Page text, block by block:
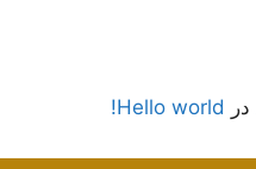
در Hello world!